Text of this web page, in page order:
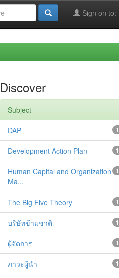
Sign on to:
Discover
Subject
1
DAP
1
Development Action Plan
1
Human Capital and Organization
Ma...
1
The Big Five Theory
1
บริษัทข้ามชาติ
1
ผู้จัดการ
1
ภาวะผู้นำ